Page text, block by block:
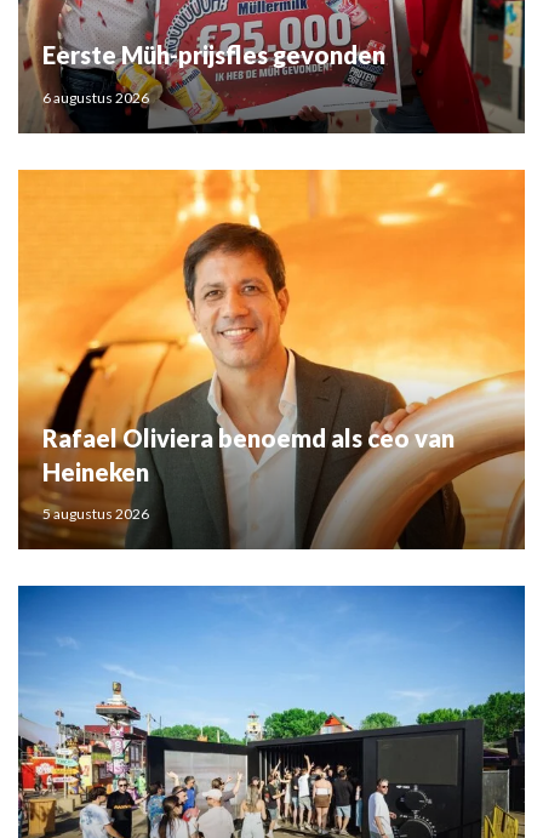
Eerste Müh-prijsfles gevonden
6 augustus 2026
Rafael Oliviera benoemd als ceo van
Heineken
5 augustus 2026